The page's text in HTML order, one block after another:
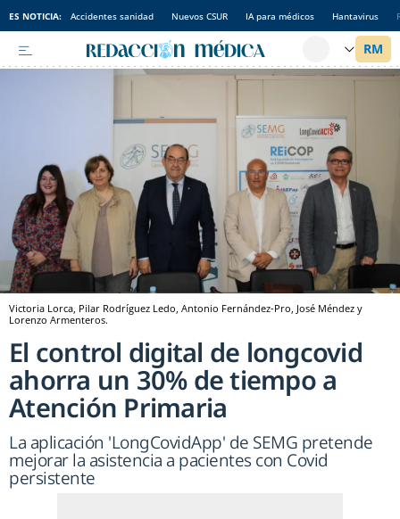
ES NOTICIA: Accidentes sanidad Nuevos CSUR IA para médicos Hantavirus
Victoria Lorca, Pilar Rodríguez Ledo, Antonio Fernández-Pro, José Méndez y
Lorenzo Armenteros.
El control digital de longcovid
ahorra un 30% de tiempo a
Atención Primaria
La aplicación 'LongCovidApp' de SEMG pretende
mejorar la asistencia a pacientes con Covid
persistente